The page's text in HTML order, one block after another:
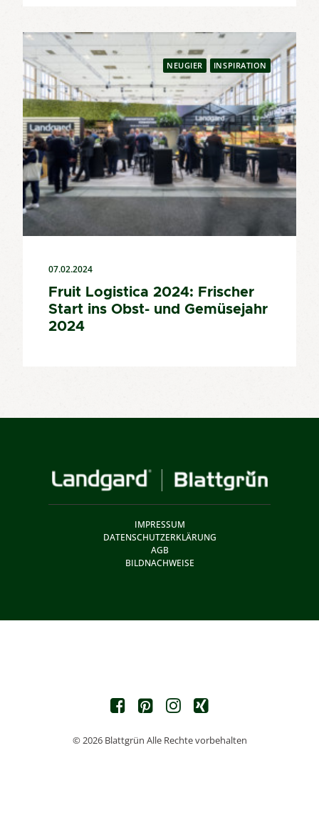
NEUGIER INSPIRATION
07.02.2024
Fruit Logistica 2024: Frischer
Start ins Obst- und Gemüsejahr
2024
IMPRESSUM
DATENSCHUTZERKLÄRUNG
AGB
BILDNACHWEISE
© 2026 Blattgrün Alle Rechte vorbehalten